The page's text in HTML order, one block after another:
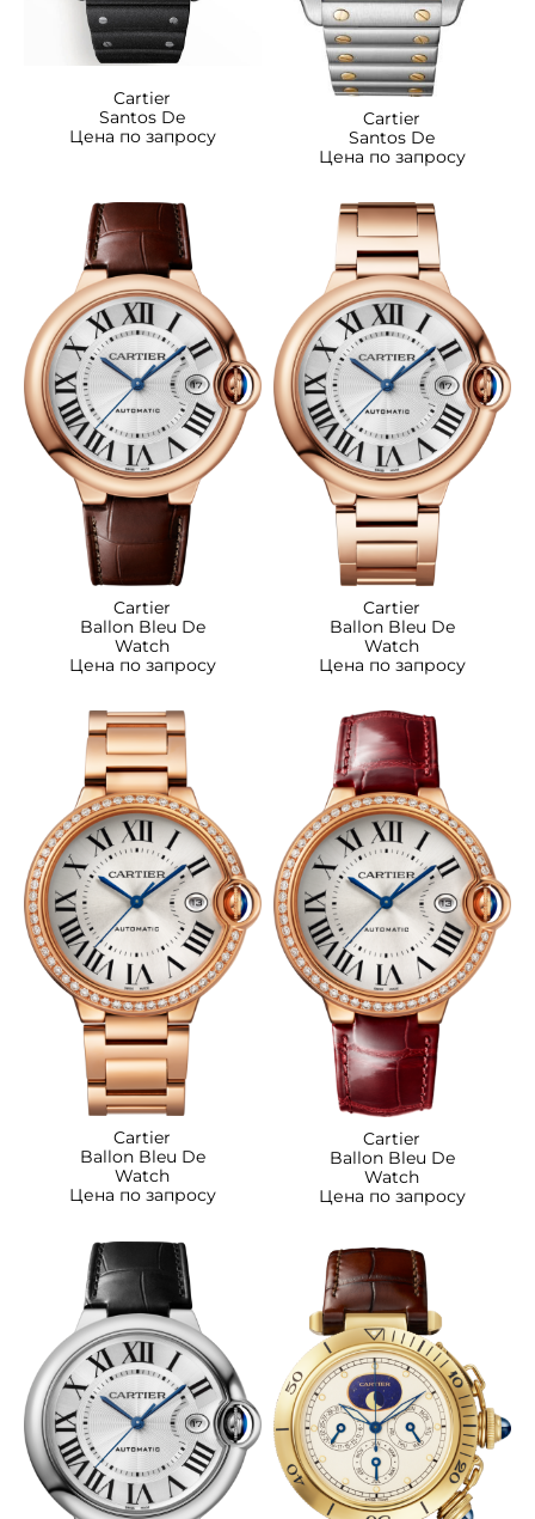
Cartier
Santos De
Цена по запросу
Cartier
Santos De
Цена по запросу
Cartier
Ballon Bleu De
Watch
Цена по запросу
Cartier
Ballon Bleu De
Watch
Цена по запросу
Cartier
Ballon Bleu De
Watch
Цена по запросу
Cartier
Ballon Bleu De
Watch
Цена по запросу